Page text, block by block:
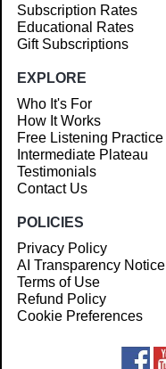
Subscription Rates
Educational Rates
Gift Subscriptions
EXPLORE
Who It's For
How It Works
Free Listening Practice
Intermediate Plateau
Testimonials
Contact Us
POLICIES
Privacy Policy
AI Transparency Notice
Terms of Use
Refund Policy
Cookie Preferences